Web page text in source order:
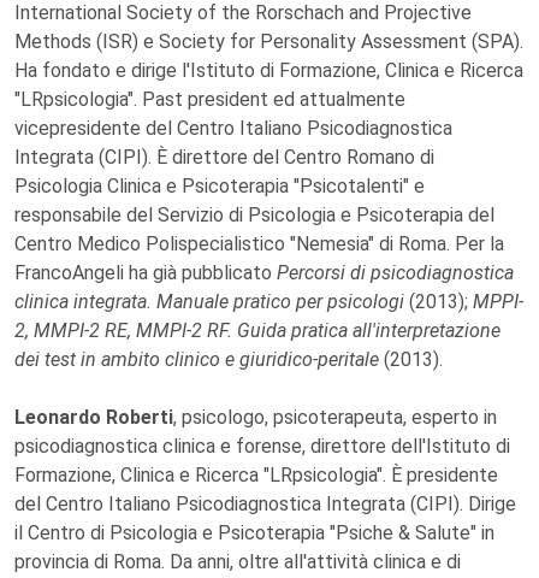
International Society of the Rorschach and Projective
Methods (ISR) e Society for Personality Assessment (SPA).
Ha fondato e dirige l'Istituto di Formazione, Clinica e Ricerca
"LRpsicologia". Past president ed attualmente
vicepresidente del Centro Italiano Psicodiagnostica
Integrata (CIPI). È direttore del Centro Romano di
Psicologia Clinica e Psicoterapia "Psicotalenti" e
responsabile del Servizio di Psicologia e Psicoterapia del
Centro Medico Polispecialistico "Nemesia" di Roma. Per la
FrancoAngeli ha già pubblicato Percorsi di psicodiagnostica
clinica integrata. Manuale pratico per psicologi (2013); MPPI-
2, MMPI-2 RE, MMPI-2 RF. Guida pratica all'interpretazione
dei test in ambito clinico e giuridico-peritale (2013).
Leonardo Roberti, psicologo, psicoterapeuta, esperto in
psicodiagnostica clinica e forense, direttore dell'Istituto di
Formazione, Clinica e Ricerca "LRpsicologia". È presidente
del Centro Italiano Psicodiagnostica Integrata (CIPI). Dirige
il Centro di Psicologia e Psicoterapia "Psiche & Salute" in
provincia di Roma. Da anni, oltre all'attività clinica e di